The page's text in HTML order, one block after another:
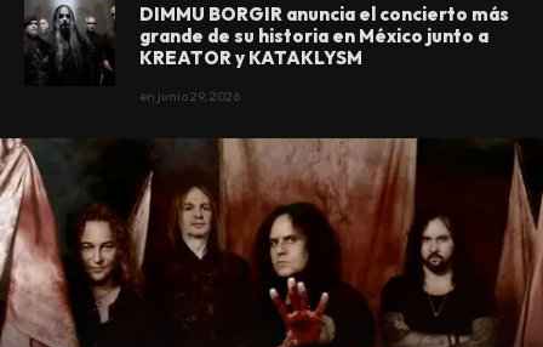
DIMMU BORGIR anuncia el concierto más
grande de su historia en México junto a
KREATOR y KATAKLYSM
en junio 29, 2026